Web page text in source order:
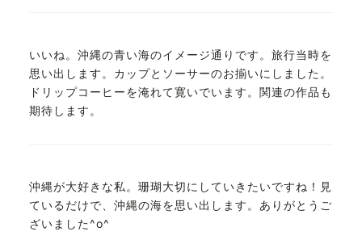
いいね。沖縄の青い海のイメージ通りです。旅行当時を
思い出します。カップとソーサーのお揃いにしました。
ドリップコーヒーを淹れて寛いでいます。関連の作品も
期待します。
沖縄が大好きな私。珊瑚大切にしていきたいですね！見
ているだけで、沖縄の海を思い出します。ありがとうご
ざいました^o^